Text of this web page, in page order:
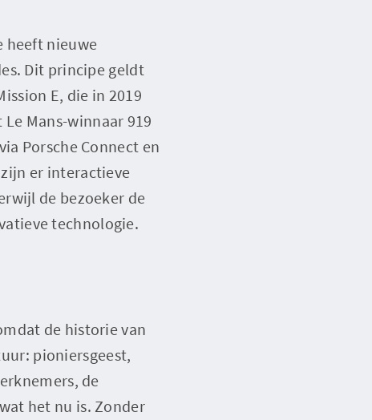
heeft nieuwe
Dit principe geldt
E, die in 2019
Mans-winnaar 919
Porsche Connect en
er interactieve
de bezoeker de
technologie.
de historie van
pioniersgeest,
de
het nu is. Zonder